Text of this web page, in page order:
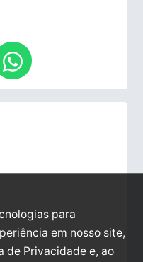
para
em nosso site,
de Privacidade e, ao